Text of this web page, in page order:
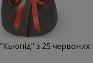
з 25 червоних